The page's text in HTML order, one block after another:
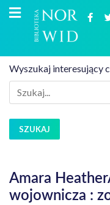
Wyszukaj interesujący
SZUKAJ
Amara
wojownicza :